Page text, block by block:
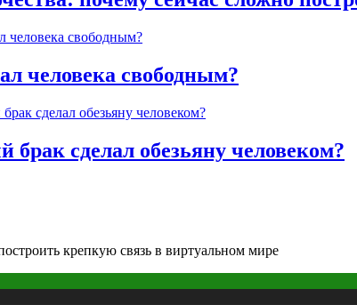
человека свободным?
сделал обезьяну человеком?
крепкую связь в виртуальном мире